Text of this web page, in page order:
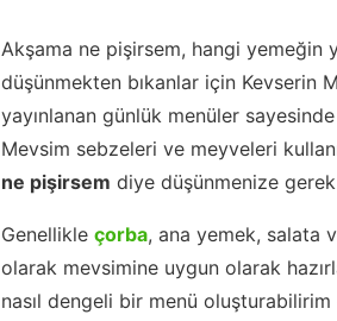
Akşama ne pişirsem, hangi yemeğin
düşünmekten bıkanlar için Kevserin
yayınlanan günlük menüler
Mevsim sebzeleri ve meyveleri
ne pişirsem diye düşünmenize gerek
Genellikle çorba, ana yemek, salata
olarak mevsimine uygun olarak
nasıl dengeli bir menü